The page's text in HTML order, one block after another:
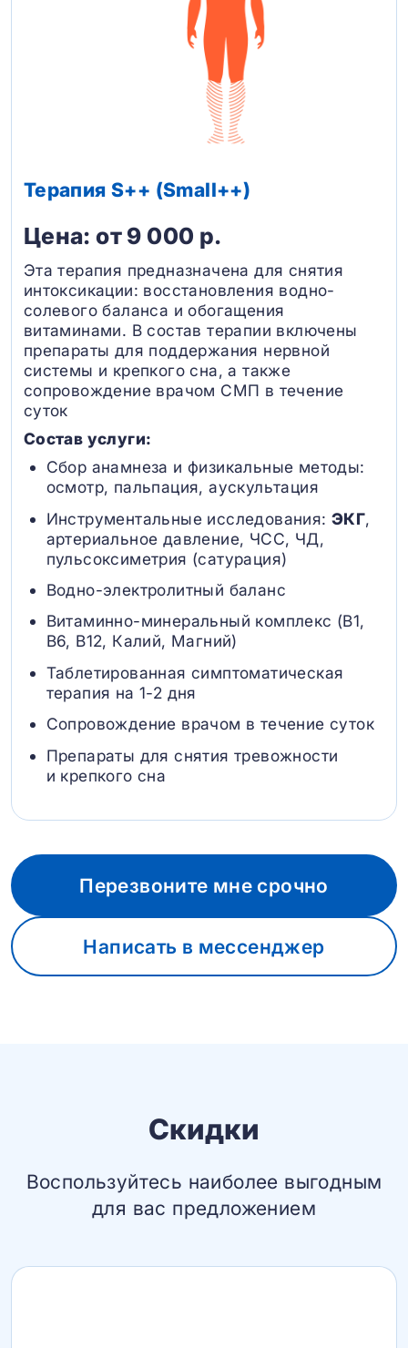
Терапия S++ (Small++)
Цена: от 9 000 р.
Эта терапия предназначена для снятия
интоксикации: восстановления водно-
солевого баланса и обогащения
витаминами. В состав терапии включены
препараты для поддержания нервной
системы и крепкого сна, а также
сопровождение врачом СМП в течение
суток
Состав услуги:
Сбор анамнеза и физикальные методы:
осмотр, пальпация, аускультация
Инструментальные исследования: ЭКГ,
артериальное давление, ЧСС, ЧД,
пульсоксиметрия (сатурация)
Водно-электролитный баланс
Витаминно-минеральный комплекс (B1,
B6, В12, Калий, Магний)
Таблетированная симптоматическая
терапия на 1-2 дня
Сопровождение врачом в течение суток
Препараты для снятия тревожности
и крепкого сна
Перезвоните мне срочно
Написать в мессенджер
Скидки
Воспользуйтесь наиболее выгодным
для вас предложением